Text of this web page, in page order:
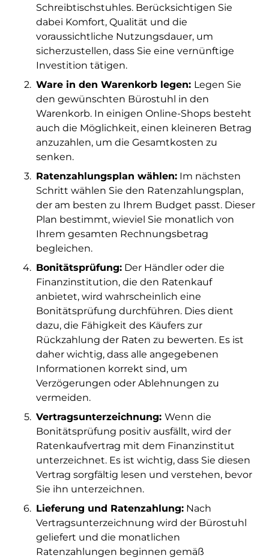
Schreibtischstuhles. Berücksichtigen Sie
dabei Komfort, Qualität und die
voraussichtliche Nutzungsdauer, um
sicherzustellen, dass Sie eine vernünftige
Investition tätigen.
Ware in den Warenkorb legen: Legen Sie
den gewünschten Bürostuhl in den
Warenkorb. In einigen Online-Shops besteht
auch die Möglichkeit, einen kleineren Betrag
anzuzahlen, um die Gesamtkosten zu
senken.
Ratenzahlungsplan wählen: Im nächsten
Schritt wählen Sie den Ratenzahlungsplan,
der am besten zu Ihrem Budget passt. Dieser
Plan bestimmt, wieviel Sie monatlich von
Ihrem gesamten Rechnungsbetrag
begleichen.
Bonitätsprüfung: Der Händler oder die
Finanzinstitution, die den Ratenkauf
anbietet, wird wahrscheinlich eine
Bonitätsprüfung durchführen. Dies dient
dazu, die Fähigkeit des Käufers zur
Rückzahlung der Raten zu bewerten. Es ist
daher wichtig, dass alle angegebenen
Informationen korrekt sind, um
Verzögerungen oder Ablehnungen zu
vermeiden.
Vertragsunterzeichnung: Wenn die
Bonitätsprüfung positiv ausfällt, wird der
Ratenkaufvertrag mit dem Finanzinstitut
unterzeichnet. Es ist wichtig, dass Sie diesen
Vertrag sorgfältig lesen und verstehen, bevor
Sie ihn unterzeichnen.
Lieferung und Ratenzahlung: Nach
Vertragsunterzeichnung wird der Bürostuhl
geliefert und die monatlichen
Ratenzahlungen beginnen gemäß